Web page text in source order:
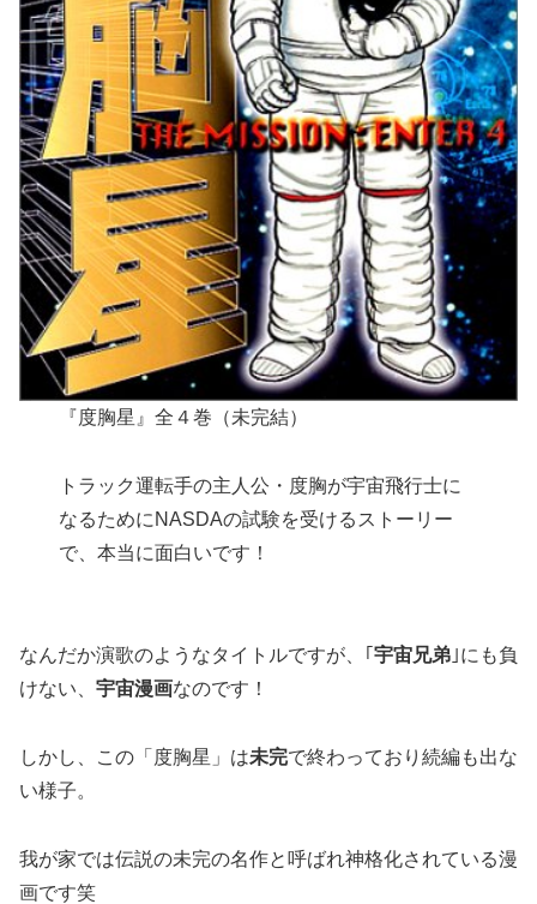
『度胸星』全４巻（未完結）
トラック運転手の主人公・度胸が宇宙飛行士に
なるためにNASDAの試験を受けるストーリー
で、本当に面白いです！
なんだか演歌のようなタイトルですが、｢ 宇宙兄弟 ｣にも負
けない、 宇宙漫画なのです！
しかし、この「度胸星」は未完で終わっており続編も出な
い様子。
我が家では伝説の未完の名作と呼ばれ神格化されている漫
画です笑